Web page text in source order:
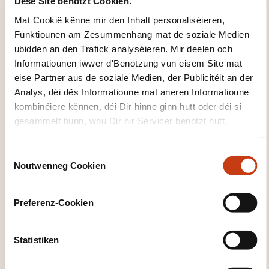
Mat Cookië kënne mir den Inhalt personaliséieren,
Funktiounen am Zesummenhang mat de soziale Medien
ubidden an den Trafick analyséieren. Mir deelen och
Informatiounen iwwer d'Benotzung vun eisem Site mat
eise Partner aus de soziale Medien, der Publicitéit an der
Analys, déi dës Informatioune mat aneren Informatioune
kombinéiere kënnen, déi Dir hinne ginn hutt oder déi si
gesammelt hunn, wou Dir hir Servicer benotzt hutt.
Noutwenneg Cookien
Preferenz-Cookien
Statistiken
eenzegaarteg a speziell op Iech ugepasst gëtt.
FORMATIOUNSDOMAINER
Sproochen
2022